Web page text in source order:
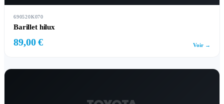
690520K070
Barillet hilux
89,00 € Voir →